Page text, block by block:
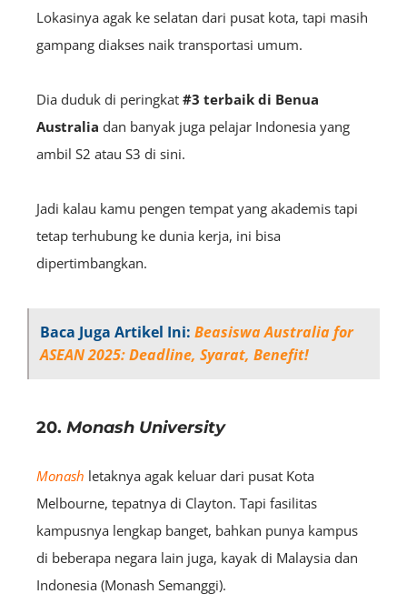
Lokasinya agak ke selatan dari pusat kota, tapi masih
gampang diakses naik transportasi umum.
Dia duduk di peringkat #3 terbaik di Benua
Australia dan banyak juga pelajar Indonesia yang
ambil S2 atau S3 di sini.
Jadi kalau kamu pengen tempat yang akademis tapi
tetap terhubung ke dunia kerja, ini bisa
dipertimbangkan.
Baca Juga Artikel Ini: Beasiswa Australia for
ASEAN 2025: Deadline, Syarat, Benefit!
20. Monash University
Monash letaknya agak keluar dari pusat Kota
Melbourne, tepatnya di Clayton. Tapi fasilitas
kampusnya lengkap banget, bahkan punya kampus
di beberapa negara lain juga, kayak di Malaysia dan
Indonesia (Monash Semanggi).